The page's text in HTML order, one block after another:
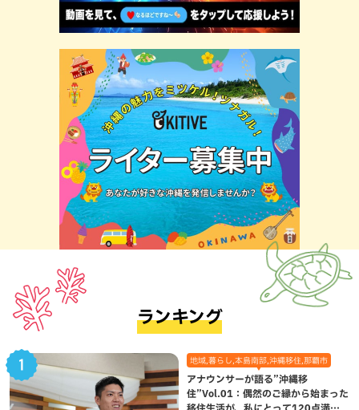
ランキング
地域,暮らし,本島南部,沖縄移住,那覇市
アナウンサーが語る”沖縄移
住”Vol.01：偶然のご縁から始まった
移住生活が、私にとって120点満点